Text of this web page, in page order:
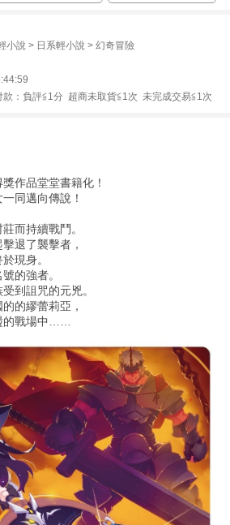
小說 > 日系輕小說 > 幻奇冒險
款：負評≦1分 超商未取貨≦1次 未完成交易≦1次
作品堂堂書籍化！
同邁向傳說！
而持續戰鬥。
退了襲擊者，
現身。
的強者。
到詛咒的元兇。
的繆蕾莉亞，
的戰場中……